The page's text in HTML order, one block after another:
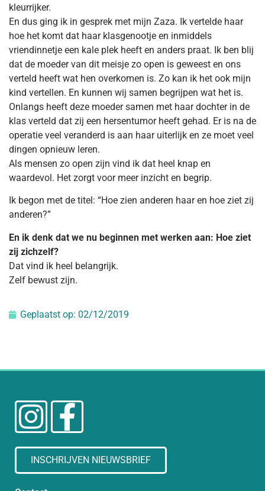
kleurrijker.
En dus ging ik in gesprek met mijn Zaza. Ik vertelde haar
hoe het komt dat haar klasgenootje en inmiddels
vriendinnetje een kale plek heeft en anders praat. Ik ben blij
dat de moeder van dit meisje zo open is geweest en ons
verteld heeft wat hen overkomen is. Zo kan ik het ook mijn
kind vertellen. En kunnen wij samen begrijpen wat het is.
Onlangs heeft deze moeder samen met haar dochter in de
klas verteld dat zij een hersentumor heeft gehad. Er is na de
operatie veel veranderd is aan haar uiterlijk en ze moet veel
dingen opnieuw leren.
Als mensen zo open zijn vind ik dat heel knap en
waardevol. Het zorgt voor meer inzicht en begrip.
Ik begon met de titel: “Hoe zien anderen haar en hoe ziet zij
anderen?”
En ik denk dat we nu beginnen met werken aan: Hoe ziet
zij zichzelf?
Dat vind ik heel belangrijk.
Zelf bewust zijn.
Geplaatst op: 02/12/2019
INSCHRIJVEN NIEUWSBRIEF